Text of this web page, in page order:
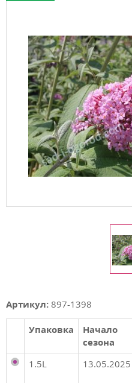
Артикул: 897-1398
Упаковка
Начало
сезона
1.5L
13.05.2025